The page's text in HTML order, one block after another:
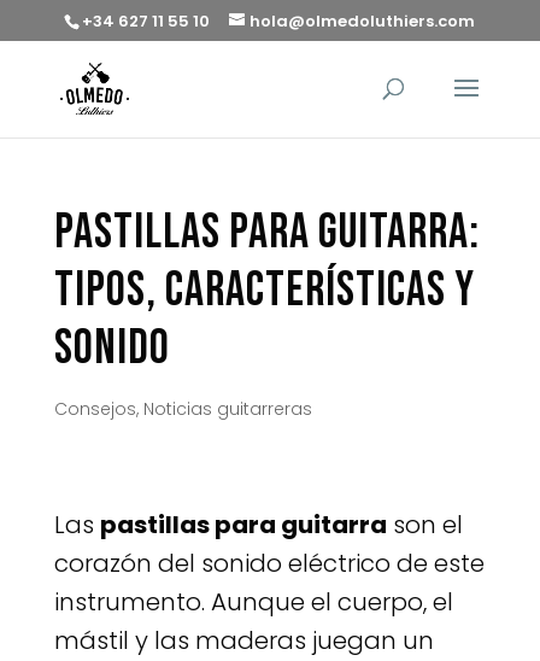
+34 627 11 55 10 hola@olmedoluthiers.com
Pastillas para guitarra:
tipos, características y
sonido
Consejos, Noticias guitarreras
Las pastillas para guitarra son el
corazón del sonido eléctrico de este
instrumento. Aunque el cuerpo, el
mástil y las maderas juegan un